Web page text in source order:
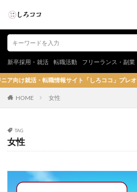
新卒採用・就活 転職活動 フリーランス・副業
情報サイト「しろココ」プレオープンしました。
HOME 女性
TAG
女性